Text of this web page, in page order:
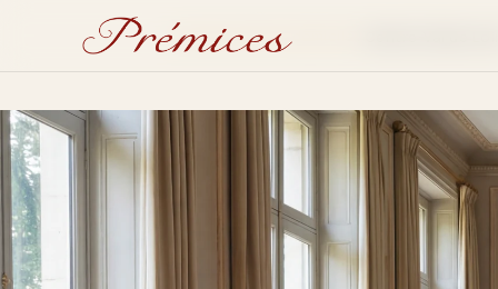
CHEF À DOMICILE
Chef à domicile Paris
Cours de cuisine à domicile
Animation culinaire
Accueil›Chef à domicile